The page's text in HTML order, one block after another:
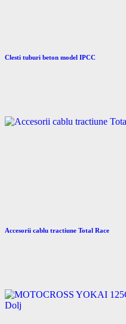
Clesti tuburi beton model IPCC
Accesorii cablu tractiune Total Race